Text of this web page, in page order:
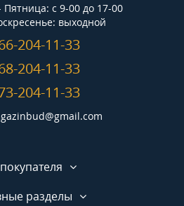
с 9-00 до 17-00
выходной
204-11-33
204-11-33
204-11-33
разделы